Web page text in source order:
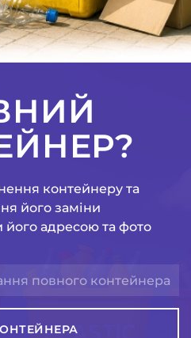
контейнеру та
його заміни
його адресою та фото